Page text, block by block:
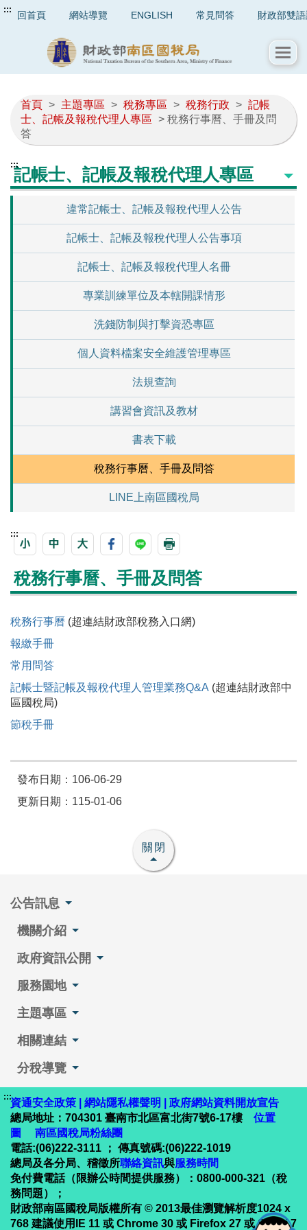
::: 回首頁 網站導覽 ENGLISH 常見問答 財政部雙
首頁 > 主題專區 > 稅務專區 > 稅務行政 > 記帳
士、記帳及報稅代理人專區 > 稅務行事曆、手冊及問
答
:::記帳士、記帳及報稅代理人專區
違常記帳士、記帳及報稅代理人公告
記帳士、記帳及報稅代理人公告事項
記帳士、記帳及報稅代理人名冊
專業訓練單位及本轄開課情形
洗錢防制與打擊資恐專區
個人資料檔案安全維護管理專區
法規查詢
講習會資訊及教材
書表下載
稅務行事曆、手冊及問答
LINE上南區國稅局
:::
稅務行事曆、手冊及問答
稅務行事曆 (超連結財政部稅務入口網)
報繳手冊
常用問答
記帳士暨記帳及報稅代理人管理業務Q&A (超連結財政部中
區國稅局)
節稅手冊
發布日期：106-06-29
更新日期：115-01-06
關閉
公告訊息
機關介紹
政府資訊公開
服務園地
主題專區
相關連結
分稅導覽
:::資通安全政策 網站隱私權聲明
政府網站資料開放宣告
總局地址：704301 臺南市北區富北街7號6-17樓
位置
圖
南區國稅局粉絲團
電話:(06)222-3111 ； 傳真號碼:(06)222-1019
總局及各分局、稽徵所聯絡資訊與服務時間
免付費電話（限辦公時間提供服務）：0800-000-321（稅
務問題）；
財政部南區國稅局版權所有 © 2013最佳瀏覽解析度1024 x
768 建議使用IE 11 或 Chrome 30 或 Firefox 27 或 Safari 7